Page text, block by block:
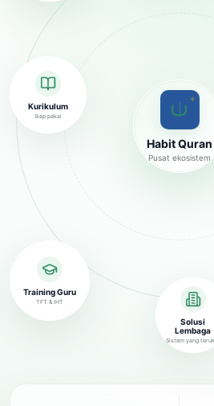
✦
Habit Quran
Pusat ekosistem
Training Guru
TFT & IHT
Solusi
Lembaga
Sistem yang
Kurikulum
Siap pakai